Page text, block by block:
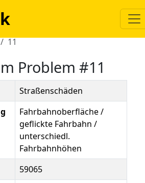
11
Problem #11
Straßenschäden
Fahrbahnoberfläche /
geflickte Fahrbahn /
unterschiedl.
Fahrbahnhöhen
59065